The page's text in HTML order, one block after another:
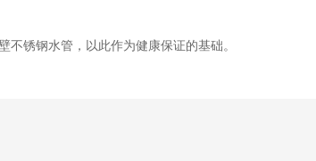
锈钢水管，以此作为健康保证的基础。